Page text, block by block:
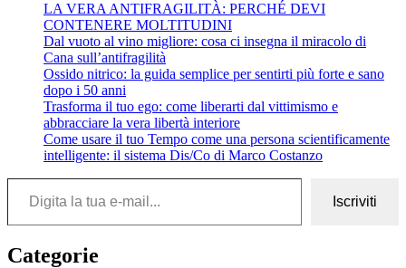
LA VERA ANTIFRAGILITÀ: PERCHÉ DEVI
CONTENERE MOLTITUDINI
Dal vuoto al vino migliore: cosa ci insegna il miracolo di
Cana sull’antifragilità
Ossido nitrico: la guida semplice per sentirti più forte e sano
dopo i 50 anni
Trasforma il tuo ego: come liberarti dal vittimismo e
abbracciare la vera libertà interiore
Come usare il tuo Tempo come una persona scientificamente
intelligente: il sistema Dis/Co di Marco Costanzo
Digita la tua e-mail...
Iscriviti
Categorie